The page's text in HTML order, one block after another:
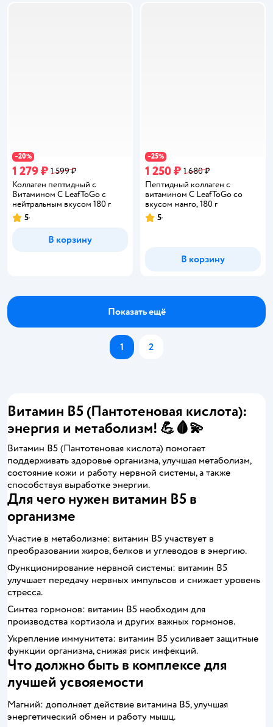
−20%
1 279 ₽ 1 599 ₽
Коллаген пептидный с
Витамином С LeafToGo с
нейтральным вкусом 180 г
Рейтинг:
5
В корзину
−25%
1 250 ₽ 1 680 ₽
Пептидный коллаген с
витамином С LeafToGo со
вкусом манго, 180 г
Рейтинг:
5
В корзину
Показать ещё
1 2
Витамин B5 (Пантотеновая кислота):
энергия и метаболизм! 💪🩸💫
Витамин B5 (Пантотеновая кислота) помогает
поддерживать здоровье организма, улучшая метаболизм,
состояние кожи и работу нервной системы, а также
способствуя выработке энергии.
Для чего нужен витамин B5 в
организме
Участие в метаболизме: витамин B5 участвует в
преобразовании жиров, белков и углеводов в энергию.
Функционирование нервной системы: витамин B5
улучшает передачу нервных импульсов и снижает уровень
стресса.
Синтез гормонов: витамин B5 необходим для
производства кортизола и других важных гормонов.
Укрепление иммунитета: витамин B5 усиливает защитные
функции организма, снижая риск инфекций.
Что должно быть в комплексе для
лучшей усвояемости
Магний: дополняет действие витамина B5, улучшая
энергетический обмен и работу мышц.